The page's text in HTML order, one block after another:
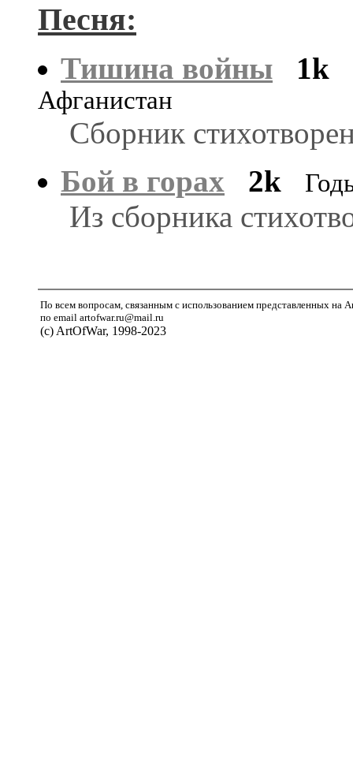
Песня:
Тишина войны 1k
Афганистан
Сборник
Бой в горах
2k
Из сборника
По всем вопросам, связанным с использованием представленных на
по email artofwar.ru@mail.ru
(с) ArtOfWar, 1998-2023